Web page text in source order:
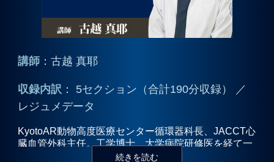
プライバシーポリシー
お問合せ
講師 ：古越 真耶
収録内訳 ： 5セクション（合計190分収録） ／
レジュメデータ
KyotoAR動物高度医療センター循環器科長、JACCT心
臓血管外科主任。工学博士。大学病院研修医を経て一
次診療での臨床経験を積む側ら、獣医療での心臓外科